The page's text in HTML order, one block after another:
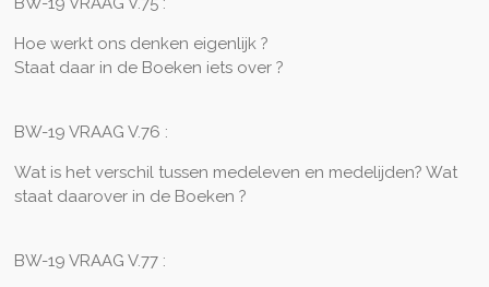
Hoe werkt ons denken eigenlijk ?
Staat daar in de Boeken iets over ?
BW-19 VRAAG V.76 :
Wat is het verschil tussen medeleven en medelijden? Wat
staat daarover in de Boeken ?
BW-19 VRAAG V.77 :